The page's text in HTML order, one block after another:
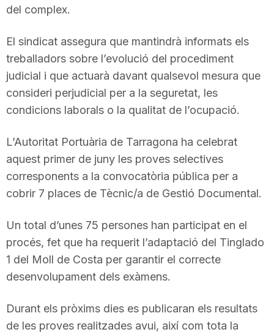
del complex.
El sindicat assegura que mantindrà informats els
treballadors sobre l’evolució del procediment
judicial i que actuarà davant qualsevol mesura que
consideri perjudicial per a la seguretat, les
condicions laborals o la qualitat de l’ocupació.
L’Autoritat Portuària de Tarragona ha celebrat
aquest primer de juny les proves selectives
corresponents a la convocatòria pública per a
cobrir 7 places de Tècnic/a de Gestió Documental.
Un total d’unes 75 persones han participat en el
procés, fet que ha requerit l’adaptació del Tinglado
1 del Moll de Costa per garantir el correcte
desenvolupament dels exàmens.
Durant els pròxims dies es publicaran els resultats
de les proves realitzades avui, així com tota la